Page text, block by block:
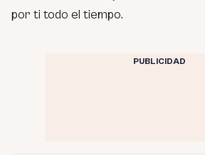
por ti todo el tiempo.
PUBLICIDAD